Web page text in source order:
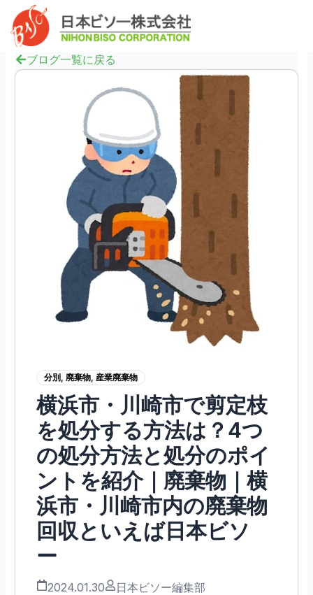
ブログ一覧に戻る
分別 , 廃棄物, 産業廃棄物
横浜市・川崎市で剪定枝
を処分する方法は？4つ
の処分方法と処分のポイ
ントを紹介｜廃棄物｜横
浜市・川崎市内の廃棄物
回収といえば日本ビソ
ー
2024.01.30 日本ビソー編集部